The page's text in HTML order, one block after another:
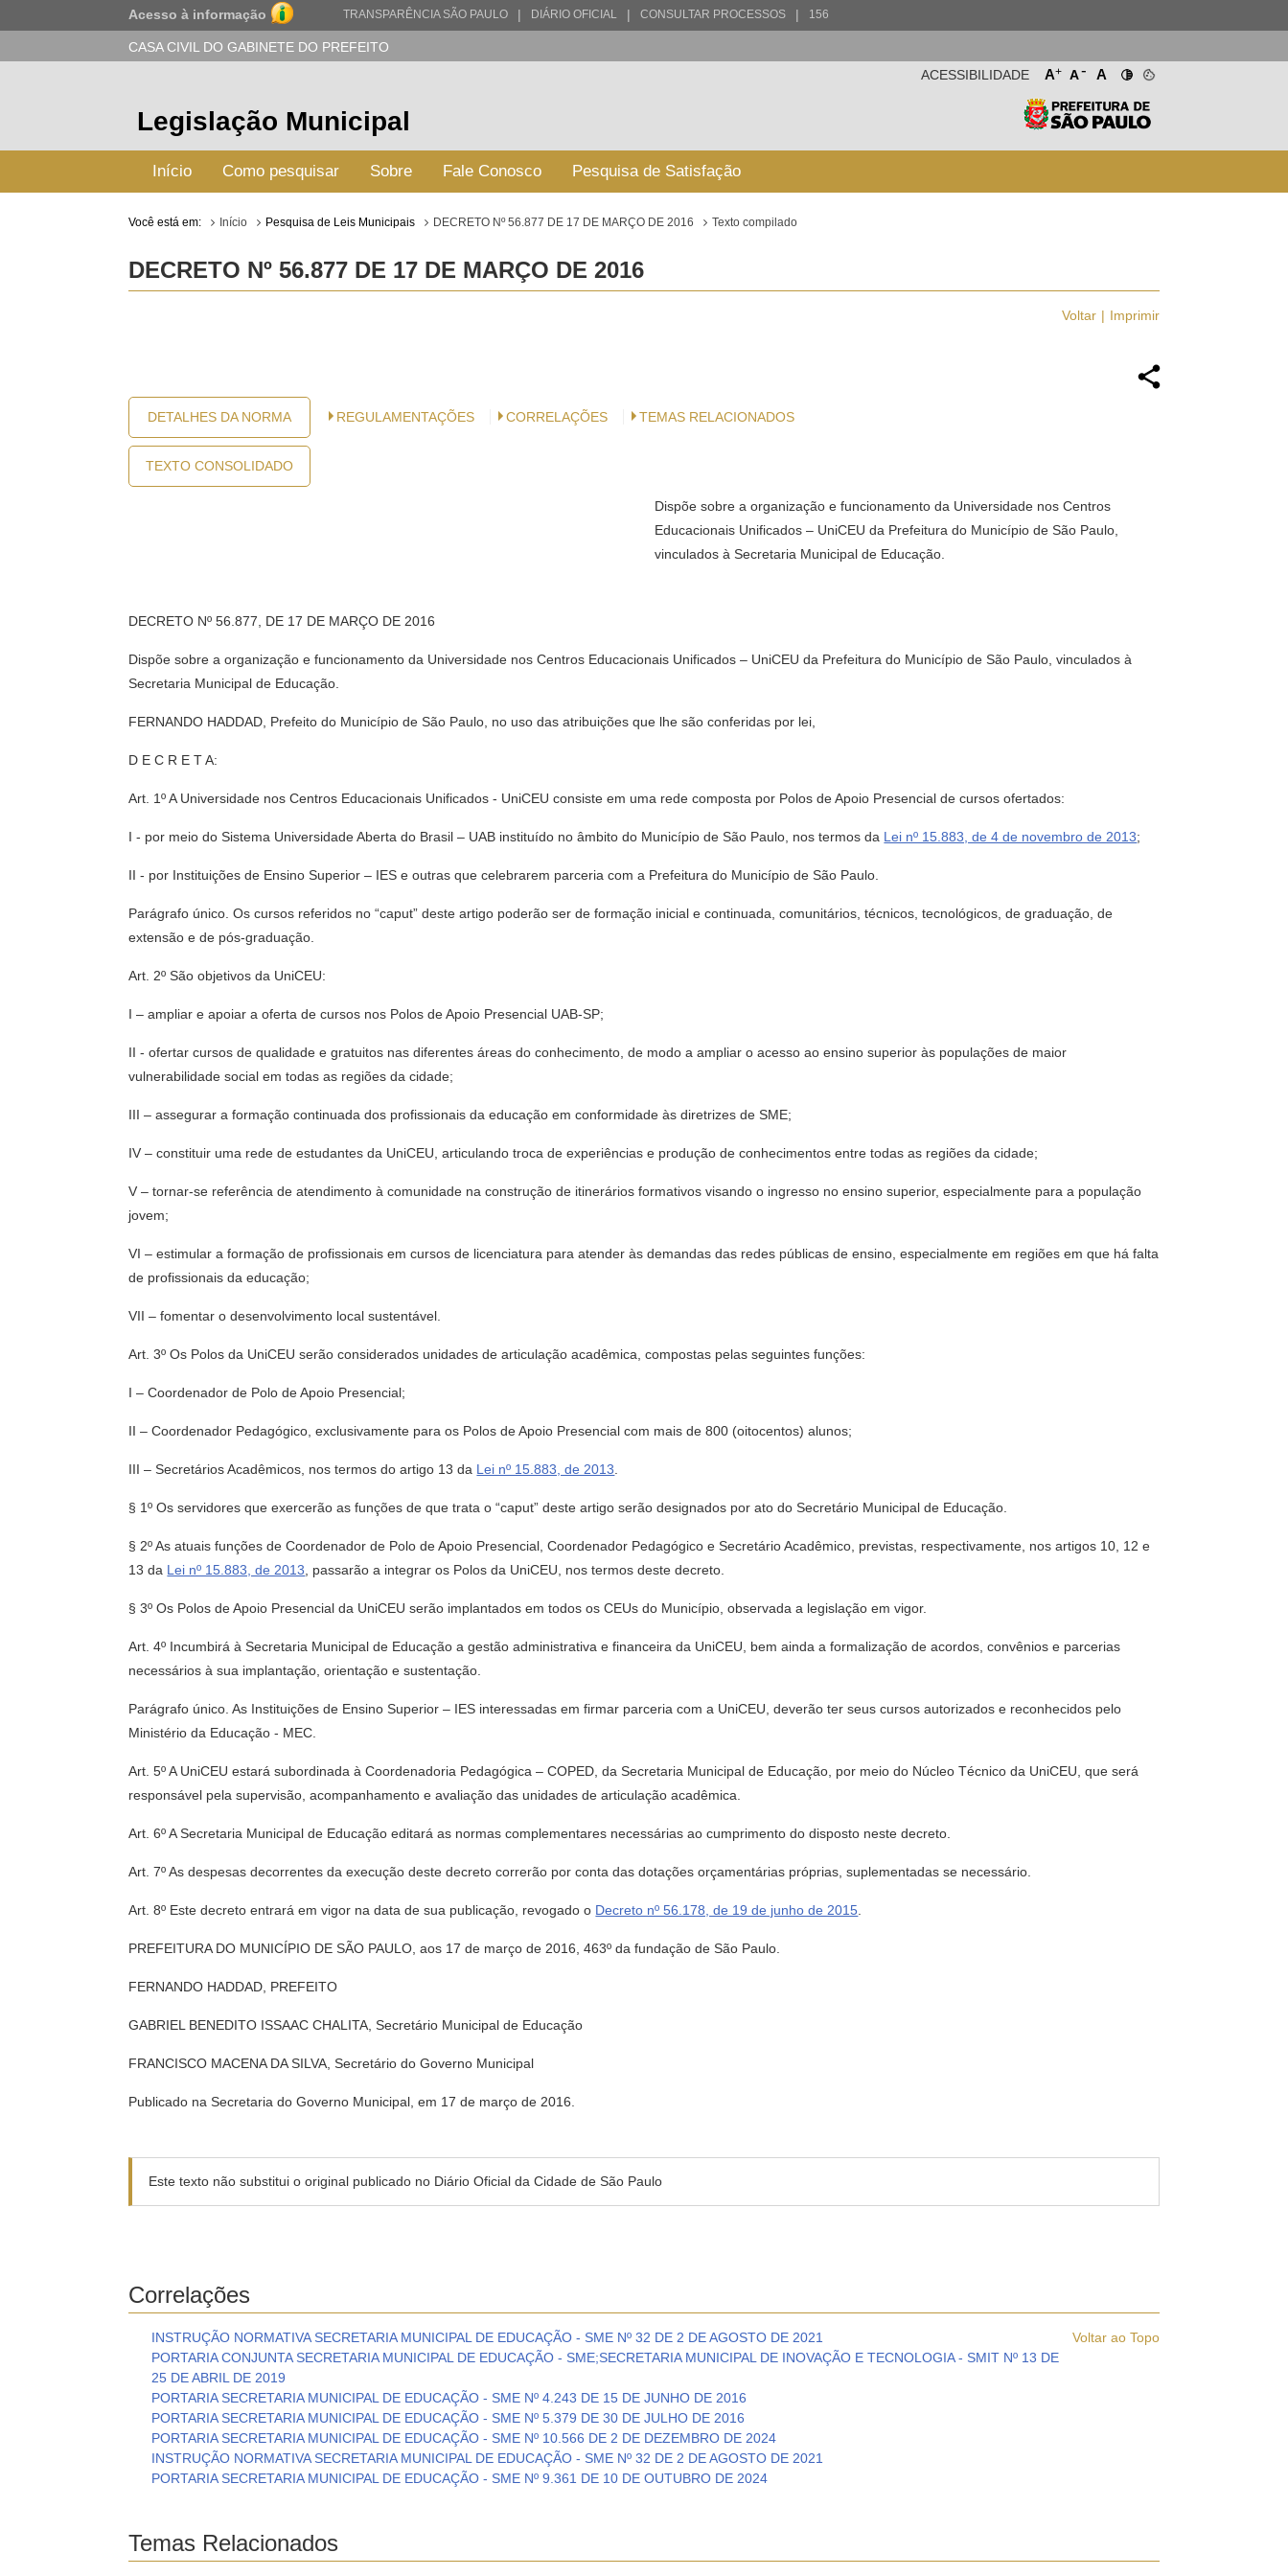
Acesso à informação TRANSPARÊNCIA SÃO PAULO | DIÁRIO OFICIAL | CONSULTAR PROCESSOS | 156
CASA CIVIL DO GABINETE DO PREFEITO
A+ A- A
ACESSIBILIDADE
Legislação Municipal
Início Como pesquisar Sobre Fale Conosco Pesquisa de Satisfação
Você está em: Início Pesquisa de Leis Municipais DECRETO Nº 56.877 DE 17 DE MARÇO DE 2016 Texto compilado
DECRETO Nº 56.877 DE 17 DE MARÇO DE 2016
Voltar Imprimir
DETALHES DA NORMA
TEXTO CONSOLIDADO
REGULAMENTAÇÕES CORRELAÇÕES TEMAS RELACIONADOS
Dispõe sobre a organização e funcionamento da Universidade nos Centros
Educacionais Unificados – UniCEU da Prefeitura do Município de São Paulo,
vinculados à Secretaria Municipal de Educação.
DECRETO Nº 56.877, DE 17 DE MARÇO DE 2016
Dispõe sobre a organização e funcionamento da Universidade nos Centros Educacionais Unificados – UniCEU da Prefeitura do Município de São Paulo, vinculados à
Secretaria Municipal de Educação.
FERNANDO HADDAD, Prefeito do Município de São Paulo, no uso das atribuições que lhe são conferidas por lei,
D E C R E T A:
Art. 1º A Universidade nos Centros Educacionais Unificados - UniCEU consiste em uma rede composta por Polos de Apoio Presencial de cursos ofertados:
I - por meio do Sistema Universidade Aberta do Brasil – UAB instituído no âmbito do Município de São Paulo, nos termos da Lei nº 15.883, de 4 de novembro de 2013;
II - por Instituições de Ensino Superior – IES e outras que celebrarem parceria com a Prefeitura do Município de São Paulo.
Parágrafo único. Os cursos referidos no “caput” deste artigo poderão ser de formação inicial e continuada, comunitários, técnicos, tecnológicos, de graduação, de
extensão e de pós-graduação.
Art. 2º São objetivos da UniCEU:
I – ampliar e apoiar a oferta de cursos nos Polos de Apoio Presencial UAB-SP;
II - ofertar cursos de qualidade e gratuitos nas diferentes áreas do conhecimento, de modo a ampliar o acesso ao ensino superior às populações de maior
vulnerabilidade social em todas as regiões da cidade;
III – assegurar a formação continuada dos profissionais da educação em conformidade às diretrizes de SME;
IV – constituir uma rede de estudantes da UniCEU, articulando troca de experiências e produção de conhecimentos entre todas as regiões da cidade;
V – tornar-se referência de atendimento à comunidade na construção de itinerários formativos visando o ingresso no ensino superior, especialmente para a população
jovem;
VI – estimular a formação de profissionais em cursos de licenciatura para atender às demandas das redes públicas de ensino, especialmente em regiões em que há falta
de profissionais da educação;
VII – fomentar o desenvolvimento local sustentável.
Art. 3º Os Polos da UniCEU serão considerados unidades de articulação acadêmica, compostas pelas seguintes funções:
I – Coordenador de Polo de Apoio Presencial;
II – Coordenador Pedagógico, exclusivamente para os Polos de Apoio Presencial com mais de 800 (oitocentos) alunos;
III – Secretários Acadêmicos, nos termos do artigo 13 da Lei nº 15.883, de 2013
§ 1º Os servidores que exercerão as funções de que trata o “caput” deste artigo serão designados por ato do Secretário Municipal de Educação.
§ 2º As atuais funções de Coordenador de Polo de Apoio Presencial, Coordenador Pedagógico e Secretário Acadêmico, previstas, respectivamente, nos artigos 10, 12 e
13 da Lei nº 15.883, de 2013 , passarão a integrar os Polos da UniCEU, nos termos deste decreto.
§ 3º Os Polos de Apoio Presencial da UniCEU serão implantados em todos os CEUs do Município, observada a legislação em vigor.
Art. 4º Incumbirá à Secretaria Municipal de Educação a gestão administrativa e financeira da UniCEU, bem ainda a formalização de acordos, convênios e parcerias
necessários à sua implantação, orientação e sustentação.
Parágrafo único. As Instituições de Ensino Superior – IES interessadas em firmar parceria com a UniCEU, deverão ter seus cursos autorizados e reconhecidos pelo
Ministério da Educação - MEC.
Art. 5º A UniCEU estará subordinada à Coordenadoria Pedagógica – COPED, da Secretaria Municipal de Educação, por meio do Núcleo Técnico da UniCEU, que será
responsável pela supervisão, acompanhamento e avaliação das unidades de articulação acadêmica.
Art. 6º A Secretaria Municipal de Educação editará as normas complementares necessárias ao cumprimento do disposto neste decreto.
Art. 7º As despesas decorrentes da execução deste decreto correrão por conta das dotações orçamentárias próprias, suplementadas se necessário.
Art. 8º Este decreto entrará em vigor na data de sua publicação, revogado o Decreto nº 56.178, de 19 de junho de 2015
PREFEITURA DO MUNICÍPIO DE SÃO PAULO, aos 17 de março de 2016, 463º da fundação de São Paulo.
FERNANDO HADDAD, PREFEITO
GABRIEL BENEDITO ISSAAC CHALITA, Secretário Municipal de Educação
FRANCISCO MACENA DA SILVA, Secretário do Governo Municipal
Publicado na Secretaria do Governo Municipal, em 17 de março de 2016.
Este texto não substitui o original publicado no Diário Oficial da Cidade de São Paulo
Correlações
Voltar ao Topo
INSTRUÇÃO NORMATIVA SECRETARIA MUNICIPAL DE EDUCAÇÃO - SME Nº 32 DE 2 DE AGOSTO DE 2021
PORTARIA CONJUNTA SECRETARIA MUNICIPAL DE EDUCAÇÃO - SME;SECRETARIA MUNICIPAL DE INOVAÇÃO E TECNOLOGIA - SMIT Nº 13 DE
25 DE ABRIL DE 2019
PORTARIA SECRETARIA MUNICIPAL DE EDUCAÇÃO - SME Nº 4.243 DE 15 DE JUNHO DE 2016
PORTARIA SECRETARIA MUNICIPAL DE EDUCAÇÃO - SME Nº 5.379 DE 30 DE JULHO DE 2016
PORTARIA SECRETARIA MUNICIPAL DE EDUCAÇÃO - SME Nº 10.566 DE 2 DE DEZEMBRO DE 2024
INSTRUÇÃO NORMATIVA SECRETARIA MUNICIPAL DE EDUCAÇÃO - SME Nº 32 DE 2 DE AGOSTO DE 2021
PORTARIA SECRETARIA MUNICIPAL DE EDUCAÇÃO - SME Nº 9.361 DE 10 DE OUTUBRO DE 2024
Temas Relacionados